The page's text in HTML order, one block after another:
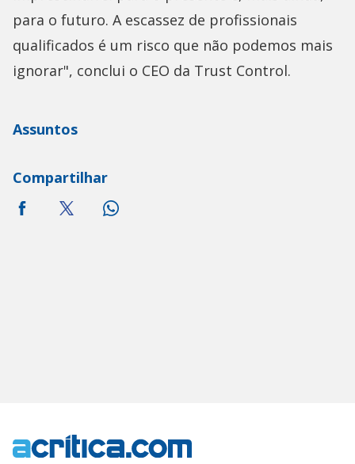
para o futuro. A escassez de profissionais
qualificados é um risco que não podemos mais
ignorar", conclui o CEO da Trust Control.
Assuntos
Compartilhar